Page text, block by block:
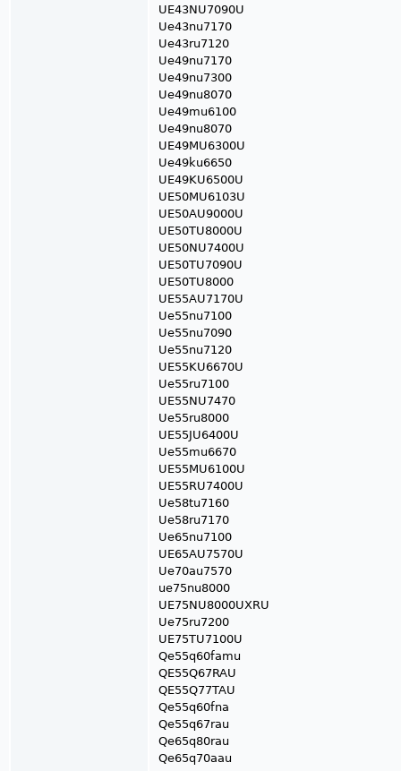
UE43NU7090U
Ue43nu7170
Ue43ru7120
Ue49nu7170
Ue49nu7300
Ue49nu8070
Ue49mu6100
Ue49nu8070
UE49MU6300U
Ue49ku6650
UE49KU6500U
UE50MU6103U
UE50AU9000U
UE50TU8000U
UE50NU7400U
UE50TU7090U
UE50TU8000
UE55AU7170U
Ue55nu7100
Ue55nu7090
Ue55nu7120
UE55KU6670U
Ue55ru7100
UE55NU7470
Ue55ru8000
UE55JU6400U
Ue55mu6670
UE55MU6100U
UE55RU7400U
Ue58tu7160
Ue58ru7170
Ue65nu7100
UE65AU7570U
Ue70au7570
ue75nu8000
UE75NU8000UXRU
Ue75ru7200
UE75TU7100U
Qe55q60famu
QE55Q67RAU
QE55Q77TAU
Qe55q60fna
Qe55q67rau
Qe65q80rau
Qe65q70aau